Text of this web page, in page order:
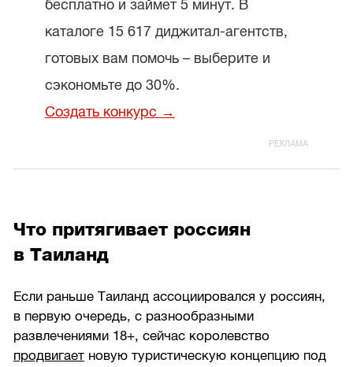
бесплатно и займет 5 минут. В
каталоге 15 617 диджитал-агентств,
готовых вам помочь – выберите и
сэкономьте до 30%.
Создать конкурс →
Что притягивает россиян
в Таиланд
Если раньше Таиланд ассоциировался у россиян,
в первую очередь, с разнообразными
развлечениями 18+, сейчас королевство
продвигает новую туристическую концепцию под